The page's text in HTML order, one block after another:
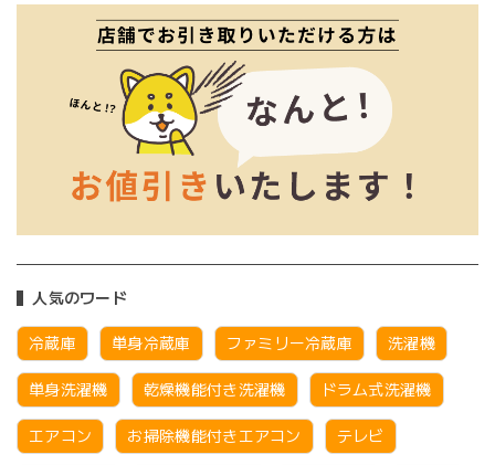
人気のワード
冷蔵庫 単身冷蔵庫 ファミリー冷蔵庫 洗濯機
単身洗濯機 乾燥機能付き洗濯機 ドラム式洗濯機
エアコン お掃除機能付きエアコン テレビ